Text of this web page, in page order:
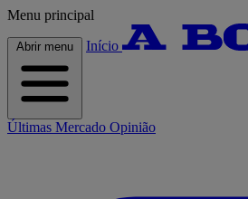
Menu principal
Abrir menu Início
Últimas Mercado Opinião